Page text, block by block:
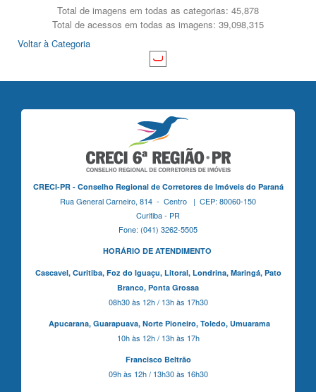
Total de imagens em todas as categorias: 45,878
Total de acessos em todas as imagens: 39,098,315
Voltar à Categoria
CRECI-PR - Conselho Regional de Corretores de Imóveis do Paraná
Rua General Carneiro, 814 - Centro | CEP: 80060-150
Curitiba - PR
Fone: (041) 3262-5505
HORÁRIO DE ATENDIMENTO
Cascavel, Curitiba,Foz do Iguaçu, Litoral, Londrina, Maringá, Pato
Branco, Ponta Grossa
08h30 às 12h / 13h às 17h30
Apucarana, Guarapuava, Norte Pioneiro, Toledo, Umuarama
10h às 12h / 13h às 17h
Francisco Beltrão
09h às 12h / 13h30 às 16h30